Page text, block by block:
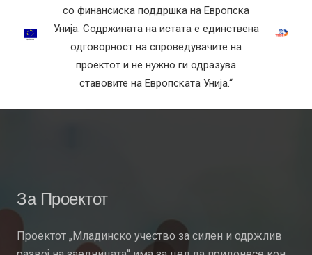
со финансиска поддршка на Европска
Унија. Содржината на истата е единствена
одговорност на спроведувачите на
проектот и не нужно ги одразува
ставовите на Европската Унија.“
За Проектот
Проектот „Младинско учество за силен и одржлив